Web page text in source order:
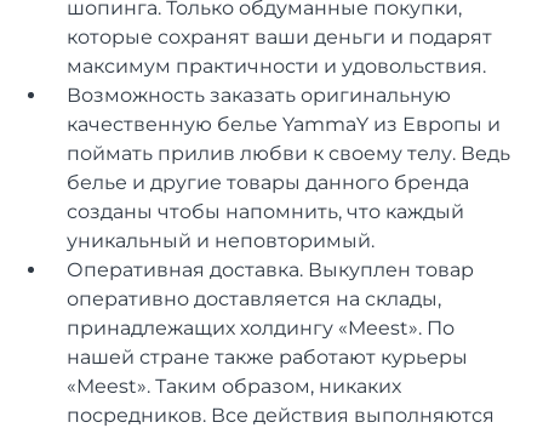
шопинга. Только обдуманные покупки,
которые сохранят ваши деньги и подарят
максимум практичности и удовольствия.
Возможность заказать оригинальную
качественную белье YammaY из Европы и
поймать прилив любви к своему телу. Ведь
белье и другие товары данного бренда
созданы чтобы напомнить, что каждый
уникальный и неповторимый.
Оперативная доставка. Выкуплен товар
оперативно доставляется на склады,
принадлежащих холдингу «Meest». По
нашей стране также работают курьеры
«Meest». Таким образом, никаких
посредников. Все действия выполняются